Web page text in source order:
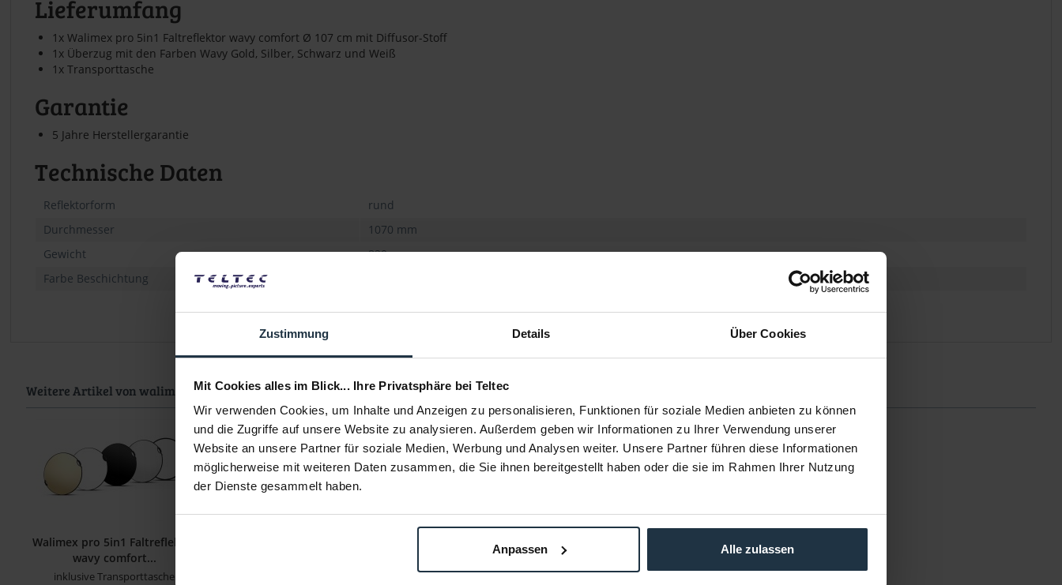
Zustimmung Details Über Cookies
Mit Cookies alles im Blick... Ihre Privatsphäre bei Teltec
Wir verwenden Cookies, um Inhalte und Anzeigen zu personalisieren, Funktionen für soziale Medien anbieten zu können
und die Zugriffe auf unsere Website zu analysieren. Außerdem geben wir Informationen zu Ihrer Verwendung unserer
Website an unsere Partner für soziale Medien, Werbung und Analysen weiter. Unsere Partner führen diese Informationen
möglicherweise mit weiteren Daten zusammen, die Sie ihnen bereitgestellt haben oder die sie im Rahmen Ihrer Nutzung
der Dienste gesammelt haben.
Anpassen Alle zulassen
Lieferumfang
1x Walimex pro 5in1 Faltreflektor wavy comfort Ø 107 cm mit Diffusor-Stoff
1x Überzug mit den Farben Wavy Gold, Silber, Schwarz und Weiß
1x Transporttasche
Garantie
5 Jahre Herstellergarantie
Technische Daten
Reflektorform
rund
Durchmesser
1070 mm
Gewicht
820 g
Farbe Beschichtung
Weitere Artikel von walimex pro ansehen
Walimex pro 5in1 Faltreflektor
wavy comfort...
inklusive Transporttasche
Walimex pro 5in1 Faltreflektor Set
wavy, 102x168cm
Faltreflektor mit verschiedenen Bezügen